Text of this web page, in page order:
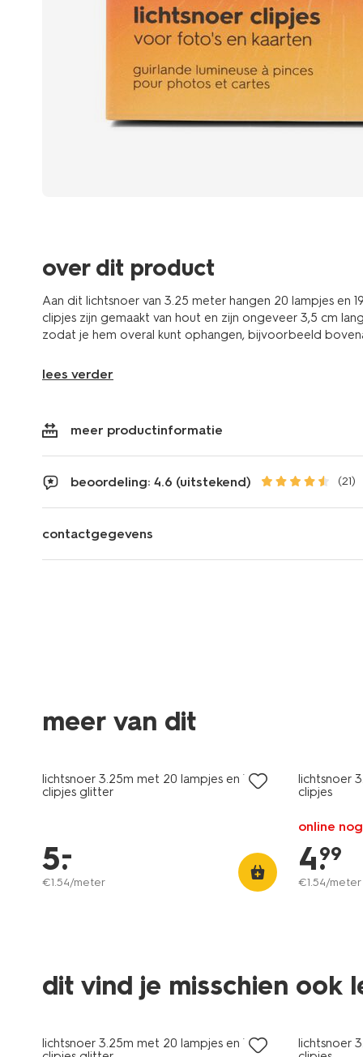
over dit product
Aan dit lichtsnoer van 3.25 meter hangen 20 lampjes en
clipjes zijn gemaakt van hout en zijn ongeveer 3,5 cm
zodat je hem overal kunt ophangen, bijvoorbeeld
lees verder
meer productinformatie
beoordeling: 4.6 (uitstekend) (21)
contactgegevens
meer van dit
lichtsnoer 3.25m met 20 lampjes en 19
clipjes glitter
5.
–
€1.54/meter
lichtsnoer
clipjes
online
4.
99
€1.54/meter
dit vind je misschien ook
lichtsnoer 3.25m met 20 lampjes en 19
lichtsnoer